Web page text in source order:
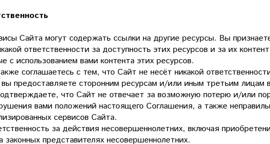
Сайта могут содержать ссылки на другие ресурсы. Вы
ответственности за доступность этих ресурсов и за их
с использованием вами контента этих ресурсов.
соглашаетесь с тем, что Сайт не несёт никакой
предоставляете сторонним ресурсам и/или иным третьим лицам
что Сайт не отвечает за возможную потерю и/или
вами положений настоящего Соглашения, а также
сервисов Сайта.
за действия несовершеннолетних, включая
законных представителях несовершеннолетних.